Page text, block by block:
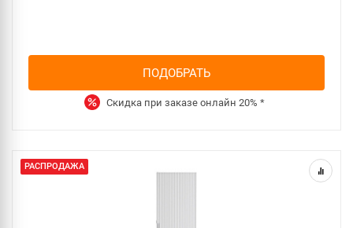
ПОДОБРАТЬ
Скидка при заказе онлайн 20% *
РАСПРОДАЖА